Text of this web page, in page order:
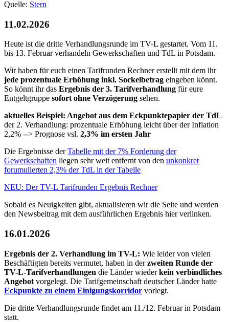
Quelle: Stern
11.02.2026
Heute ist die dritte Verhandlungsrunde im TV-L gestartet. Vom 11.
bis 13. Februar verhandeln Gewerkschaften und TdL in Potsdam.
Wir haben für euch einen Tarifrunden Rechner erstellt mit dem ihr
jede prozentuale Erhöhung inkl. Sockelbetrag eingeben könnt.
So könnt ihr das Ergebnis der 3. Tarifverhandlung für eure
Entgeltgruppe sofort ohne Verzögerung sehen.
aktuelles Beispiel: Angebot aus dem Eckpunktepapier der TdL
der 2. Verhandlung: prozentuale Erhöhung leicht über der Inflation
2,2% --> Prognose vsl. 2,3% im ersten Jahr
Die Ergebnisse derTabelle mit der 7% Forderung der
Gewerkschaften liegen sehr weit entfernt von den unkonkret
forumulierten 2,3% der TdL in der Tabelle
NEU: Der TV-L Tarifrunden Ergebnis Rechner
Sobald es Neuigkeiten gibt, aktualisieren wir die Seite und werden
den Newsbeitrag mit dem ausführlichen Ergebnis hier verlinken.
16.01.2026
Ergebnis der 2. Verhandlung im TV-L: Wie leider von vielen
Beschäftigten bereits vermutet, haben in derzweiten Runde der
TV-L-Tarifverhandlungen die Länder wiederkein verbindliches
Angebot vorgelegt. Die Tarifgemeinschaft deutscher Länder hatte
Eckpunkte zu einem Einigungskorridor vorlegt.
Die dritte Verhandlungsrunde findet am 11./12. Februar in Potsdam
statt.